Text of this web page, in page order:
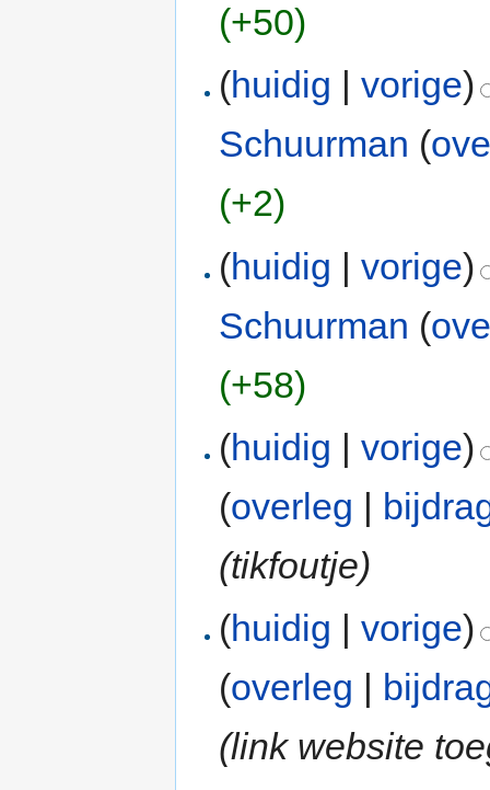
(+50)
(huidig |vorige)
Schuurman (
(+2)
(huidig |vorige)
Schuurman (
(+58)
(huidig |vorige)
(overleg |
(tikfoutje)
(huidig |vorige)
(overleg
(link website